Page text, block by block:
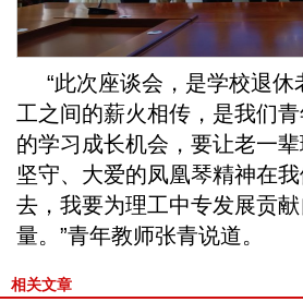
“此次座谈会，是学校退
工之间的薪火相传，是我们
的学习成长机会，要让老一辈
坚守、大爱的凤凰琴精神在
去，我要为理工中专发展贡
量。”青年教师张青说道。
相关文章